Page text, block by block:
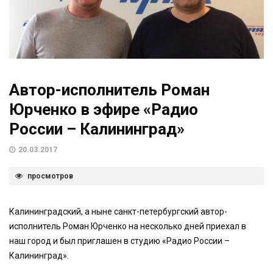
Автор-исполнитель Роман
Юрченко в эфире «Радио
России – Калининград»
20.03.2017
просмотров
Калининградский, а ныне санкт-петербургский автор-
исполнитель Роман Юрченко на несколько дней приехал в
наш город и был приглашен в студию «Радио России –
Калининград».